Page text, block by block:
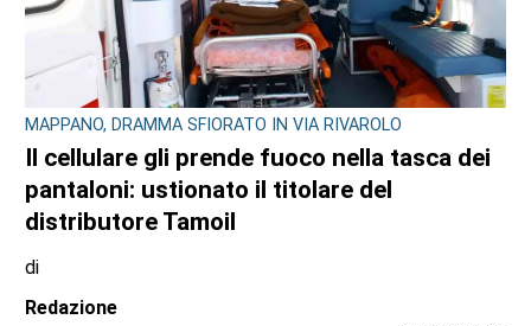
MAPPANO, DRAMMA SFIORATO IN VIA RIVAROLO
Il cellulare gli prende fuoco nella tasca dei
pantaloni: ustionato il titolare del
distributore Tamoil
di
Redazione